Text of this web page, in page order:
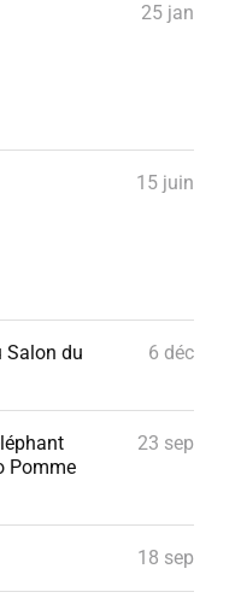
25 jan
15 juin
Salon du
6 déc
Pomme
23 sep
18 sep